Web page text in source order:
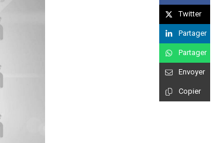
Twitter
Partager
Partager
Envoyer
Copier